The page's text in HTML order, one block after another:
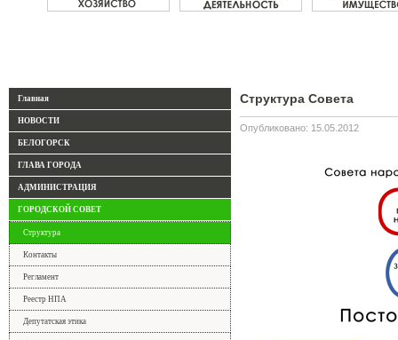
Главная
НОВОСТИ
БЕЛОГОРСК
ГЛАВА ГОРОДА
АДМИНИСТРАЦИЯ
ГОРОДСКОЙ СОВЕТ
Структура
Контакты
Регламент
Реестр НПА
Депутатская этика
Структура Совета
Опубликовано: 15.05.2012